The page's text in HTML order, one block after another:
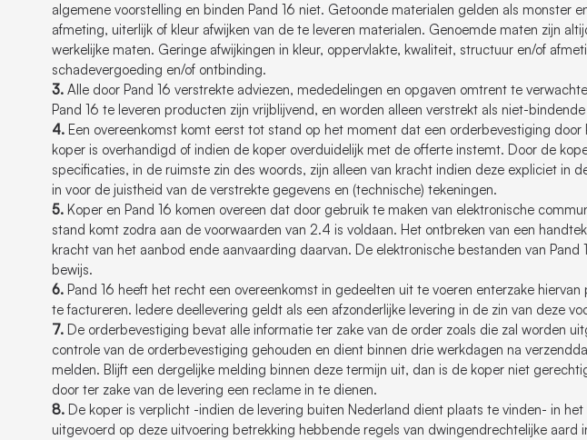
algemene voorstelling en binden Pand 16 niet. Getoonde materialen gelden als monster
afmeting, uiterlijk of kleur afwijken van de te leveren materialen. Genoemde maten zijn
werkelijke maten. Geringe afwijkingen in kleur, oppervlakte, kwaliteit, structuur en/of
schadevergoeding en/of ontbinding.
3.Alle door Pand 16 verstrekte adviezen, mededelingen en opgaven omtrent te
Pand 16 te leveren producten zijn vrijblijvend, en worden alleen verstrekt als niet-
4.Een overeenkomst komt eerst tot stand op het moment dat een orderbevestiging door
koper is overhandigd of indien de koper overduidelijk met de offerte instemt. Door de
specificaties, in de ruimste zin des woords, zijn alleen van kracht indien deze expliciet in
in voor de juistheid van de verstrekte gegevens en (technische) tekeningen.
5.Koper en Pand 16 komen overeen dat door gebruik te maken van elektronische
stand komt zodra aan de voorwaarden van 2.4 is voldaan. Het ontbreken van een
kracht van het aanbod ende aanvaarding daarvan. De elektronische bestanden van Pand
bewijs.
6.Pand 16 heeft het recht een overeenkomst in gedeelten uit te voeren enterzake
te factureren. Iedere deellevering geldt als een afzonderlijke levering in de zin van deze
7.De orderbevestiging bevat alle informatie ter zake van de order zoals die zal worden
controle van de orderbevestiging gehouden en dient binnen drie werkdagen na
melden. Blijft een dergelijke melding binnen deze termijn uit, dan is de koper niet
door ter zake van de levering een reclame in te dienen.
8.De koper is verplicht -indien de levering buiten Nederland dient plaats te vinden- in
uitgevoerd op deze uitvoering betrekking hebbende regels van dwingendrechtelijke aard